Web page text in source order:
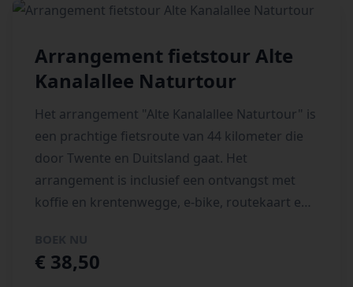
Arrangement fietstour Alte
Kanalallee Naturtour
Het arrangement "Alte Kanalallee Naturtour" is
een prachtige fietsroute van 44 kilometer die
door Twente en Duitsland gaat. Het
arrangement is inclusief een ontvangst met
koffie en krentenwegge, e-bike, routekaart en
€ 38,50